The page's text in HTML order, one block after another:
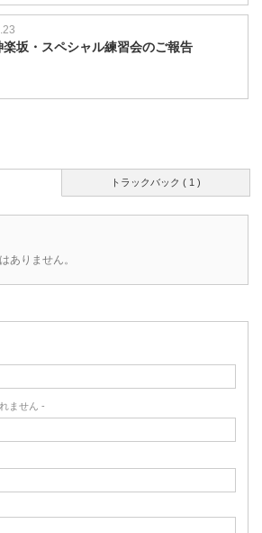
楽坂・スペシャル練習会のご報告
トラックバック ( 1 )
ありません。
ません -